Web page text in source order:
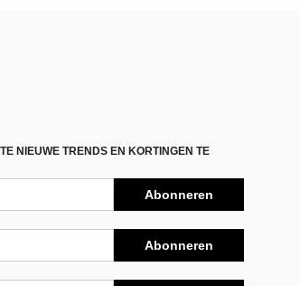
NIEUWE TRENDS EN KORTINGEN TE
Abonneren
Abonneren